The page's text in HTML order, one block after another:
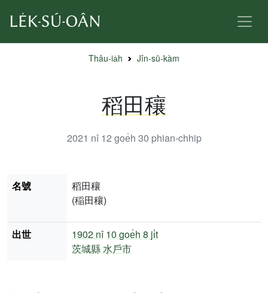
Thâu-ia̍h Jîn-sū-kàm
稻田穰
2021 nî 12 goe̍h 30 phian-chhip
名號
稻田穰
(稲田穰)
出世 1902 nî 10 goe̍h 8 ji̍t
茨城縣水戶市